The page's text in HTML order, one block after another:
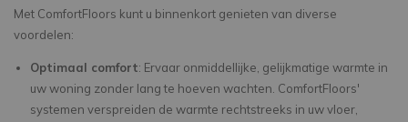
Met ComfortFloors kunt u binnenkort genieten van diverse
voordelen:
Optimaal comfort: Ervaar onmiddellijke, gelijkmatige warmte in
uw woning zonder lang te hoeven wachten. ComfortFloors'
systemen verspreiden de warmte rechtstreeks in uw vloer,